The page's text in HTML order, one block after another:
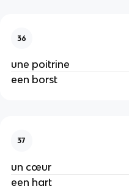
36
une poitrine
een borst
37
un cœur
een hart